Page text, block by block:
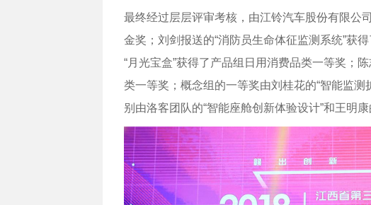
最终经过层层评审考核，由江铃汽车股份有限公
金奖；刘剑报送的“消防员生命体征监测系统”获
“月光宝盒”获得了产品组日用消费品类一等奖；
类一等奖；概念组的一等奖由刘桂花的“智能监
别由洛客团队的“智能座舱创新体验设计”和王明康